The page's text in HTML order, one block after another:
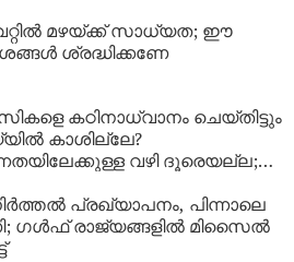
മഴയ്ക്ക് സാധ്യത; ഈ
ശ്രദ്ധിക്കണേ
കഠിനാധ്വാനം ചെയ്തിട്ടും
കാശില്ലേ?
വഴി ദൂരെയല്ല;
ബാലൻസും കുതിച്ചുയരും!
പ്രഖ്യാപനം, പിന്നാലെ
ഗൾഫ് രാജ്യങ്ങളിൽ മിസൈൽ